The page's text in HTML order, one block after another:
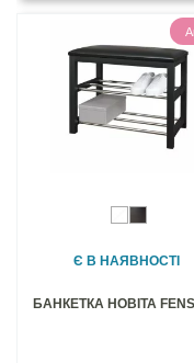
Є В НАЯВНОСТІ
БАНКЕТКА НОВІТА